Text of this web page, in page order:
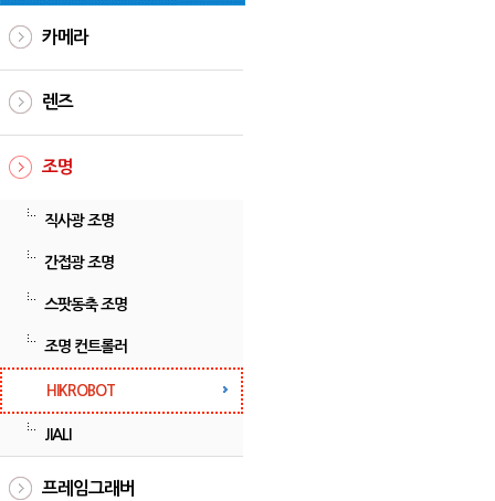
카메라
렌즈
조명
직사광 조명
간접광 조명
스팟동축 조명
조명 컨트롤러
HIKROBOT
JIALI
프레임그래버